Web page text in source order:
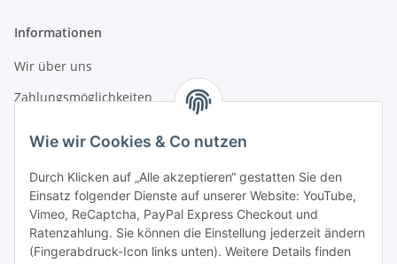
Wie wir Cookies & Co nutzen
Durch Klicken auf „Alle akzeptieren“ gestatten Sie den
Einsatz folgender Dienste auf unserer Website: YouTube,
Vimeo, ReCaptcha, PayPal Express Checkout und
Ratenzahlung. Sie können die Einstellung jederzeit ändern
(Fingerabdruck-Icon links unten). Weitere Details finden
Informationen
Wir über uns
Zahlungsmöglichkeiten
Gesetzliche Informationen
Datenschutz
AGB